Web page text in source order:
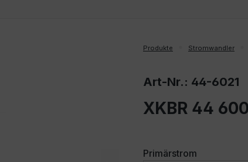
Produkte Stromwandler
Art-Nr.: 44-6021
XKBR 44
Primärstrom